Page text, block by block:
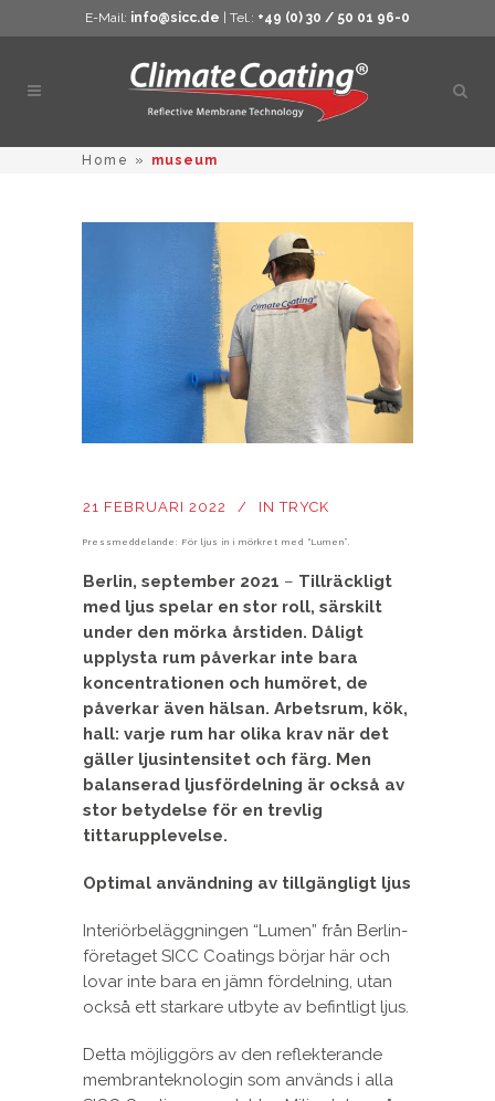
E-Mail: info@sicc.de | Tel.: +49 (0) 30 / 50 01 96-0
Home » museum
21 FEBRUARI 2022 IN TRYCK
Pressmeddelande: För ljus in i mörkret med “Lumen”.
Berlin, september 2021 – Tillräckligt
med ljus spelar en stor roll, särskilt
under den mörka årstiden. Dåligt
upplysta rum påverkar inte bara
koncentrationen och humöret, de
påverkar även hälsan. Arbetsrum, kök,
hall: varje rum har olika krav när det
gäller ljusintensitet och färg. Men
balanserad ljusfördelning är också av
stor betydelse för en trevlig
tittarupplevelse.
Optimal användning av tillgängligt ljus
Interiörbeläggningen “Lumen” från Berlin-
företaget SICC Coatings börjar här och
lovar inte bara en jämn fördelning, utan
också ett starkare utbyte av befintligt ljus.
Detta möjliggörs av den reflekterande
membranteknologin som används i alla